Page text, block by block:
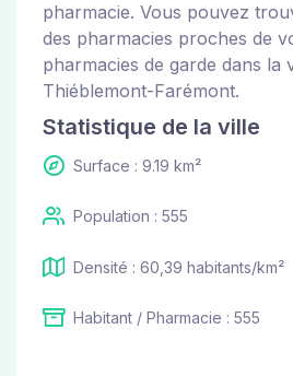
pharmacie. Vous pouvez
des pharmacies proches de
pharmacies de garde dans la
Thiéblemont-Farémont.
Statistique de la ville
Surface : 9.19 km²
Population : 555
Densité : 60,39 habitants/km²
Habitant / Pharmacie : 555